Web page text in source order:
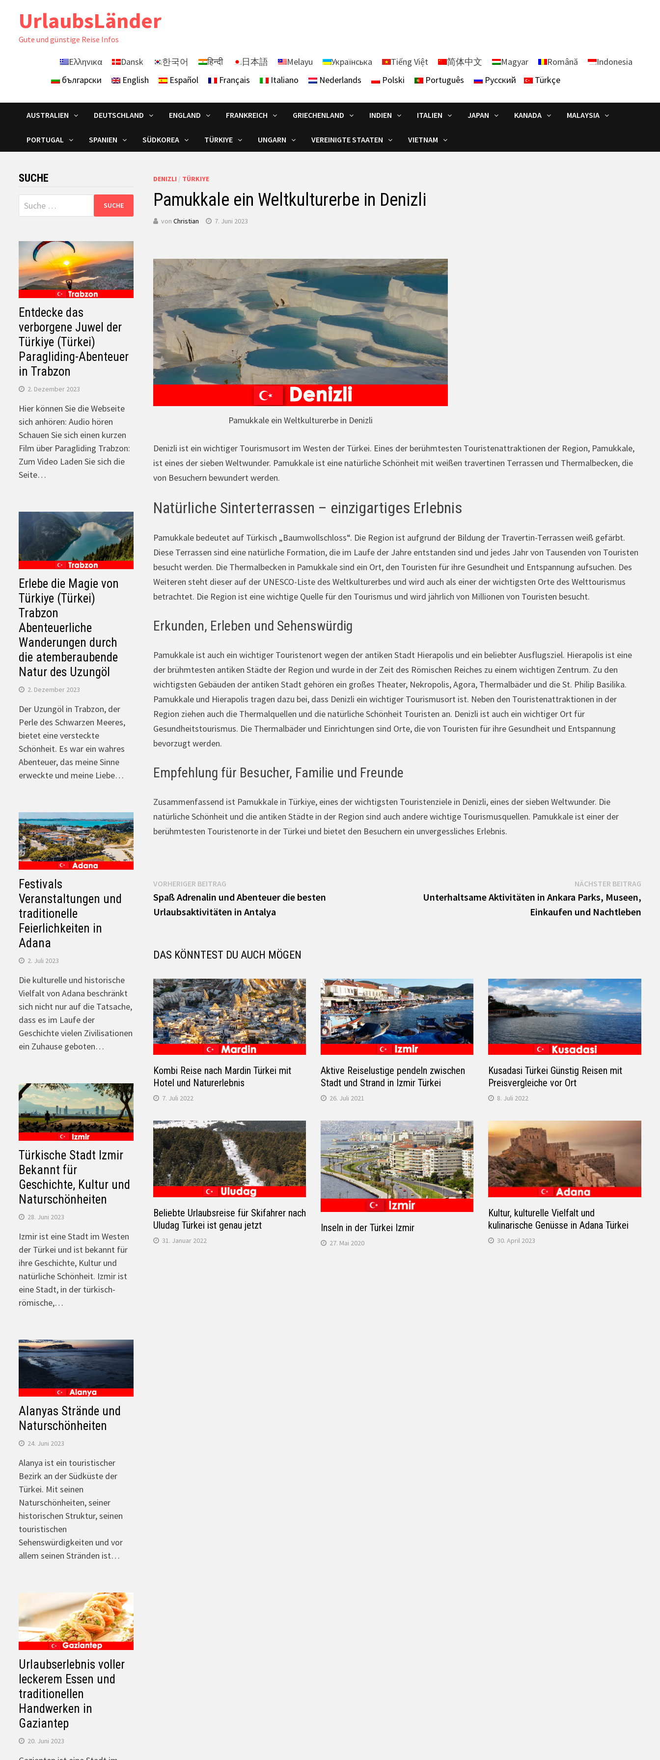
UrlaubsLänder
Gute und günstige Reise Infos
Ελληνικα Dansk 한국어 हिन्दी 日本語 Melayu Українська Tiếng Việt 简体中文 Magyar Română
Indonesia
български
English Español Français Italiano Nederlands Polski Português Русский Türkçe
AUSTRALIEN DEUTSCHLAND ENGLAND FRANKREICH GRIECHENLAND INDIEN ITALIEN JAPAN KANADA MALAYSIA
PORTUGAL SPANIEN SÜDKOREA TÜRKIYE UNGARN VEREINIGTE STAATEN VIETNAM
DENIZLI / TÜRKIYE
Pamukkale ein Weltkulturerbe in Denizli
von Christian 7. Juni 2023
Pamukkale ein Weltkulturerbe in Denizli
Denizli ist ein wichtiger Tourismusort im Westen der Türkei. Eines der berühmtesten Touristenattraktionen der Region, Pamukkale,
ist eines der sieben Weltwunder. Pamukkale ist eine natürliche Schönheit mit weißen travertinen Terrassen und Thermalbecken, die
von Besuchern bewundert werden.
Natürliche Sinterterrassen – einzigartiges Erlebnis
Pamukkale bedeutet auf Türkisch „Baumwollschloss“. Die Region ist aufgrund der Bildung der Travertin-Terrassen weiß gefärbt.
Diese Terrassen sind eine natürliche Formation, die im Laufe der Jahre entstanden sind und jedes Jahr von Tausenden von Touristen
besucht werden. Die Thermalbecken in Pamukkale sind ein Ort, den Touristen für ihre Gesundheit und Entspannung aufsuchen. Des
Weiteren steht dieser auf der UNESCO-Liste des Weltkulturerbes und wird auch als einer der wichtigsten Orte des Welttourismus
betrachtet. Die Region ist eine wichtige Quelle für den Tourismus und wird jährlich von Millionen von Touristen besucht.
Erkunden, Erleben und Sehenswürdig
Pamukkale ist auch ein wichtiger Touristenort wegen der antiken Stadt Hierapolis und ein beliebter Ausflugsziel. Hierapolis ist eine
der brühmtesten antiken Städte der Region und wurde in der Zeit des Römischen Reiches zu einem wichtigen Zentrum. Zu den
wichtigsten Gebäuden der antiken Stadt gehören ein großes Theater, Nekropolis, Agora, Thermalbäder und die St. Philip Basilika.
Pamukkale und Hierapolis tragen dazu bei, dass Denizli ein wichtiger Tourismusort ist. Neben den Touristenattraktionen in der
Region ziehen auch die Thermalquellen und die natürliche Schönheit Touristen an. Denizli ist auch ein wichtiger Ort für
Gesundheitstourismus. Die Thermalbäder und Einrichtungen sind Orte, die von Touristen für ihre Gesundheit und Entspannung
bevorzugt werden.
Empfehlung für Besucher, Familie und Freunde
Zusammenfassend ist Pamukkale in Türkiye, eines der wichtigsten Touristenziele in Denizli, eines der sieben Weltwunder. Die
natürliche Schönheit und die antiken Städte in der Region sind auch andere wichtige Tourismusquellen. Pamukkale ist einer der
berühmtesten Touristenorte in der Türkei und bietet den Besuchern ein unvergessliches Erlebnis.
Beitrags-
Navigation
VORHERIGER BEITRAGVorheriger
Beitrag:
Spaß Adrenalin und Abenteuer die besten
Urlaubsaktivitäten in Antalya
NÄCHSTER BEITRAG
Unterhaltsame Aktivitäten in Ankara Parks, Museen,
Einkaufen und Nachtleben
DAS KÖNNTEST DU AUCH MÖGEN
Kombi Reise nach Mardin Türkei mit
Hotel und Naturerlebnis
7. Juli 2022
Aktive Reiselustige pendeln zwischen
Stadt und Strand in Izmir Türkei
26. Juli 2021
Kusadasi Türkei Günstig Reisen mit
Preisvergleiche vor Ort
8. Juli 2022
Beliebte Urlaubsreise für Skifahrer nach
Uludag Türkei ist genau jetzt
31. Januar 2022
Inseln in der Türkei Izmir
27. Mai 2020
Kultur, kulturelle Vielfalt und
kulinarische Genüsse in Adana Türkei
30. April 2023
SUCHE
Suche
nach:
Entdecke das
verborgene Juwel der
Türkiye (Türkei)
Paragliding-Abenteuer
in Trabzon
2. Dezember 2023
Hier können Sie die Webseite
sich anhören: Audio hören
Schauen Sie sich einen kurzen
Film über Paragliding Trabzon:
Zum Video Laden Sie sich die
Seite…
Erlebe die Magie von
Türkiye (Türkei)
Trabzon
Abenteuerliche
Wanderungen durch
die atemberaubende
Natur des Uzungöl
2. Dezember 2023
Der Uzungöl in Trabzon, der
Perle des Schwarzen Meeres,
bietet eine versteckte
Schönheit. Es war ein wahres
Abenteuer, das meine Sinne
erweckte und meine Liebe…
Festivals
Veranstaltungen und
traditionelle
Feierlichkeiten in
Adana
2. Juli 2023
Die kulturelle und historische
Vielfalt von Adana beschränkt
sich nicht nur auf die Tatsache,
dass es im Laufe der
Geschichte vielen Zivilisationen
ein Zuhause geboten…
Türkische Stadt Izmir
Bekannt für
Geschichte, Kultur und
Naturschönheiten
28. Juni 2023
Izmir ist eine Stadt im Westen
der Türkei und ist bekannt für
ihre Geschichte, Kultur und
natürliche Schönheit. Izmir ist
eine Stadt, in der türkisch-
römische,…
Alanyas Strände und
Naturschönheiten
24. Juni 2023
Alanya ist ein touristischer
Bezirk an der Südküste der
Türkei. Mit seinen
Naturschönheiten, seiner
historischen Struktur, seinen
touristischen
Sehenswürdigkeiten und vor
allem seinen Stränden ist…
Urlaubserlebnis voller
leckerem Essen und
traditionellen
Handwerken in
Gaziantep
20. Juni 2023